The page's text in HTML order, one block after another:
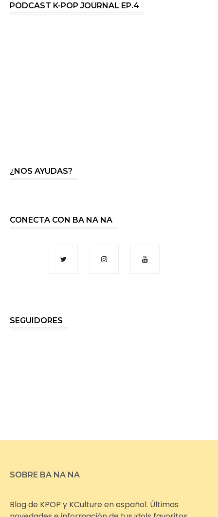
PODCAST K-POP JOURNAL EP.4
¿NOS AYUDAS?
CONECTA CON BA NA NA
SEGUIDORES
SOBRE BA NA NA
Blog de KPOP y KCulture en español. Últimas